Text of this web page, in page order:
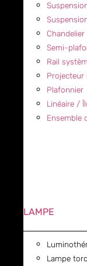
Chandelier
Semi-
Rail
Projecteur
Plafonnier
Linéaire /
Ensemble
LAMPE
Lampe